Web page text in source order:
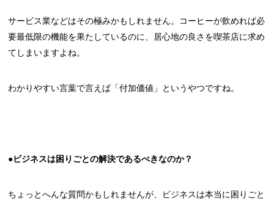
サービス業などはその極みかもしれません。コーヒーが飲めれば必
要最低限の機能を果たしているのに、居心地の良さを喫茶店に求め
てしまいますよね。
わかりやすい言葉で言えば「付加価値」というやつですね。
●ビジネスは困りごとの解決であるべきなのか？
ちょっとへんな質問かもしれませんが、ビジネスは本当に困りごと